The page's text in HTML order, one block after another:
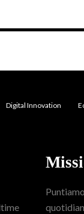
Digital Innovation